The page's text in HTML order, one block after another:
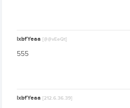
lxbfYeaa[@@vEeQt]
555
lxbfYeaa[212.6.36.39]